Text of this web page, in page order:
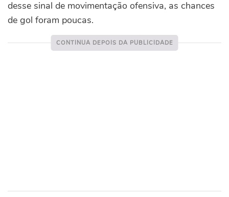
desse sinal de movimentação ofensiva, as chances
de gol foram poucas.